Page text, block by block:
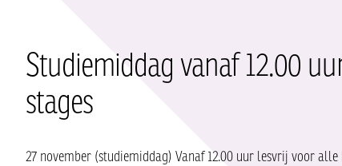
Studiemiddag vanaf 12.00
stages
27 november (studiemiddag) Vanaf 12.00 uur lesvrij voor alle